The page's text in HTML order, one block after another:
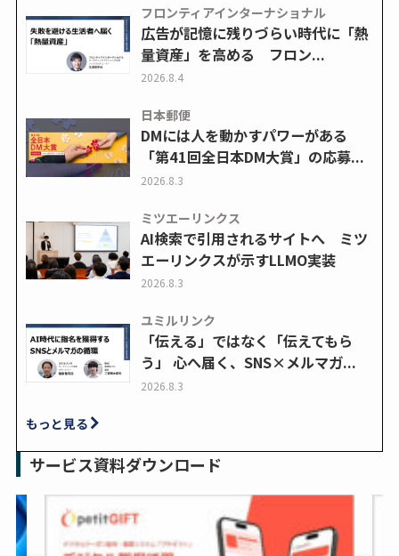
フロンティアインターナショナル
広告が記憶に残りづらい時代に「熱
量資産」を高める フロン...
2026.8.4
日本郵便
DMには人を動かすパワーがある
「第41回全日本DM大賞」の応募...
2026.8.3
ミツエーリンクス
AI検索で引用されるサイトへ ミツ
エーリンクスが示すLLMO実装
2026.8.3
ユミルリンク
「伝える」ではなく「伝えてもら
う」 心へ届く、SNS×メルマガ...
2026.8.3
もっと見る
サービス資料ダウンロード